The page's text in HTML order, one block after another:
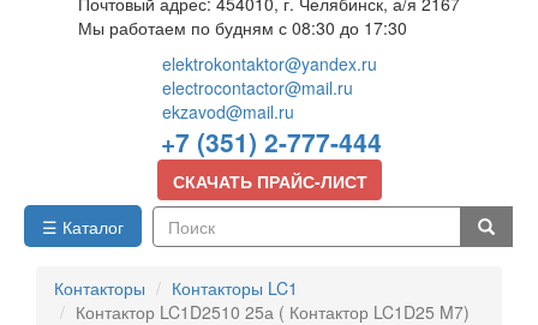
Мы работаем по будням с 08:30 до 17:30
elektrokontaktor@yandex.ru
electrocontactor@mail.ru
ekzavod@mail.ru
+7 (351) 2-777-444
СКАЧАТЬ ПРАЙС-ЛИСТ
☰ Каталог
Контакторы
Контакторы LC1
Контактор LC1D2510 25а ( Контактор LC1D25 M7)